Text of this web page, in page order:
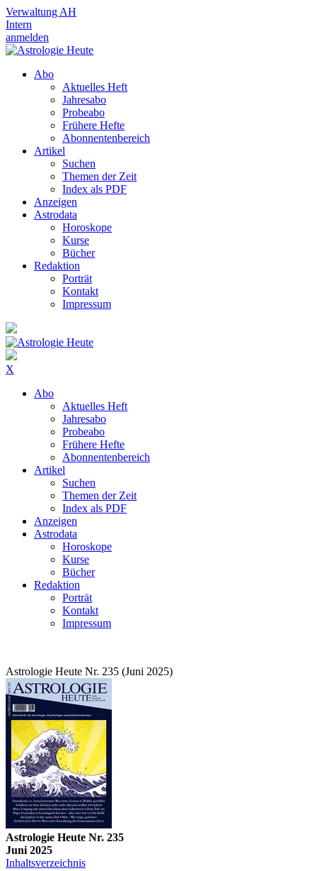
Verwaltung AH
Intern
anmelden
Abo
Aktuelles Heft
Jahresabo
Probeabo
Frühere Hefte
Abonnentenbereich
Artikel
Suchen
Themen der Zeit
Index als PDF
Anzeigen
Astrodata
Horoskope
Kurse
Bücher
Redaktion
Porträt
Kontakt
Impressum
X
Abo
Aktuelles Heft
Jahresabo
Probeabo
Frühere Hefte
Abonnentenbereich
Artikel
Suchen
Themen der Zeit
Index als PDF
Anzeigen
Astrodata
Horoskope
Kurse
Bücher
Redaktion
Porträt
Kontakt
Impressum
Astrologie Heute Nr. 235 (Juni 2025)
Astrologie Heute Nr. 235
Juni 2025
Inhaltsverzeichnis